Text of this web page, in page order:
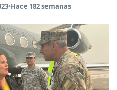
•Hace 182 semanas